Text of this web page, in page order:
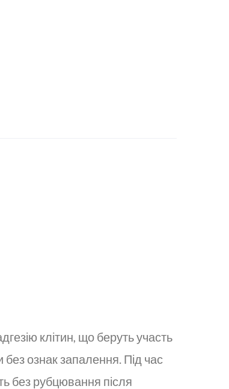
клітин, що беруть участь
без ознак запалення. Під час
без рубцювання після